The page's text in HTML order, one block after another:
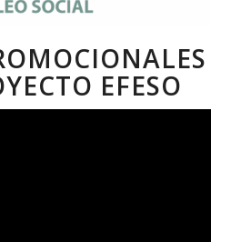
EFESO